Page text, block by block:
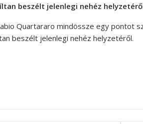
beszélt jelenlegi nehéz
Quartararo mindössze egy pontot
beszélt jelenlegi nehéz helyzetéről.